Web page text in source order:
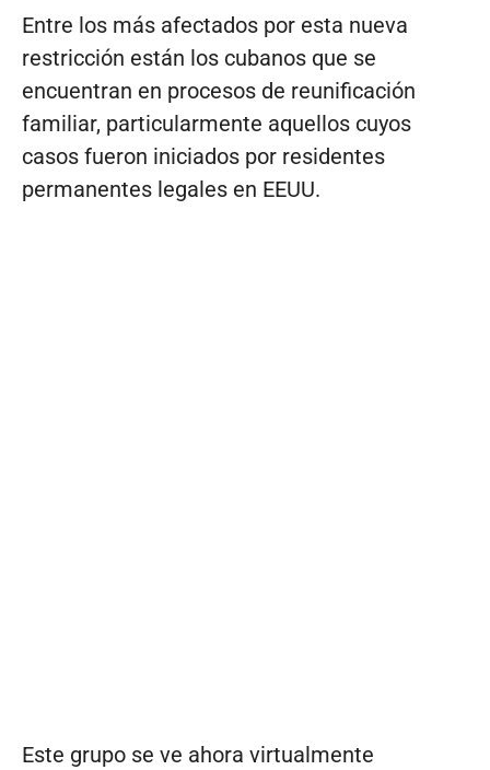
Entre los más afectados por esta nueva
restricción están los cubanos que se
encuentran en procesos de reunificación
familiar, particularmente aquellos cuyos
casos fueron iniciados por residentes
permanentes legales en EEUU.
Este grupo se ve ahora virtualmente